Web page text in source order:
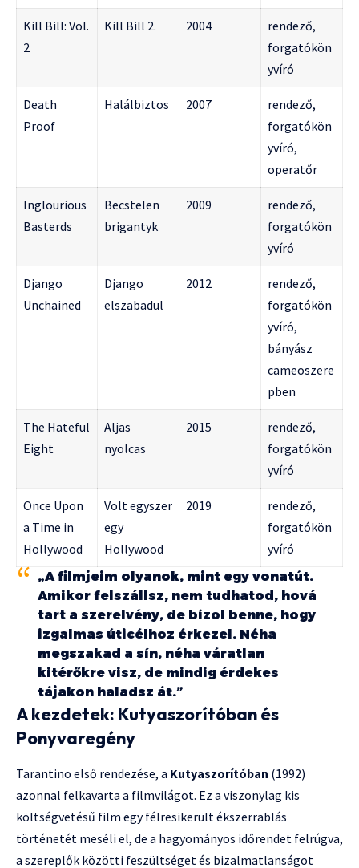
Kill Bill: Vol.
2
Kill Bill 2. 2004
rendező,
forgatókön
yvíró
Death
Proof
Halálbiztos 2007
rendező,
forgatókön
yvíró,
operatőr
Inglourious
Basterds
Becstelen
brigantyk
2009
rendező,
forgatókön
yvíró
Django
Unchained
Django
elszabadul
2012
rendező,
forgatókön
yvíró,
bányász
cameoszere
pben
The Hateful
Eight
Aljas
nyolcas
2015
rendező,
forgatókön
yvíró
Once Upon
a Time in
Hollywood
Volt egyszer
egy
Hollywood
2019
rendező,
forgatókön
yvíró
„A filmjeim olyanok, mint egy vonatút.
Amikor felszállsz, nem tudhatod, hová
tart a szerelvény, de bízol benne, hogy
izgalmas úticélhoz érkezel. Néha
megszakad a sín, néha váratlan
kitérőkre visz, de mindig érdekes
tájakon haladsz át.”
A kezdetek: Kutyaszorítóban és
Ponyvaregény
Tarantino első rendezése, a Kutyaszorítóban (1992)
azonnal felkavarta a filmvilágot. Ez a viszonylag kis
költségvetésű film egy félresikerült ékszerrablás
történetét meséli el, de a hagyományos időrendet felrúgva,
a szereplők közötti feszültséget és bizalmatlanságot